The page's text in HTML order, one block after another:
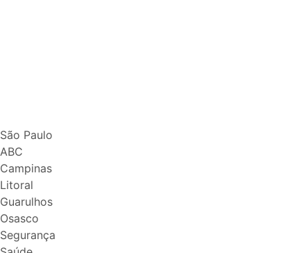
São Paulo
ABC
Campinas
Litoral
Guarulhos
Osasco
Segurança